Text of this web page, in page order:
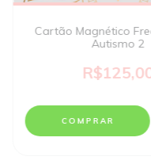
Cartão Magnético
Autismo 2